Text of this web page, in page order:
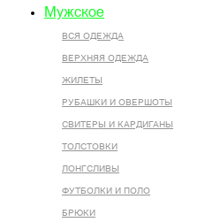
Мужское
ВСЯ ОДЕЖДА
ВЕРХНЯЯ ОДЕЖДА
ЖИЛЕТЫ
РУБАШКИ И ОВЕРШОТЫ
СВИТЕРЫ И КАРДИГАНЫ
ТОЛСТОВКИ
ЛОНГСЛИВЫ
ФУТБОЛКИ И ПОЛО
БРЮКИ